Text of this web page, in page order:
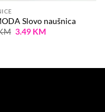
Slovo naušnica
Original
3.49 KMCurrent